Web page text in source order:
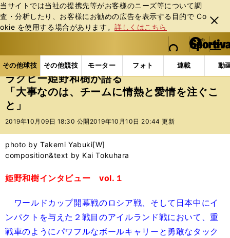
当サイトでは当社の提携先等がお客様のニーズ等について調
査・分析したり、お客様にお勧めの広告を表⽰する⽬的で Co
okie を使⽤する場合があります。詳しくはこちら
閉じ
る
web Sportiva (webスポルティーバ)
検索
マイペ
ー
ジ
メニュ
その他球技 その他競技 モーター フォト 連載 動
ス
ポ
ル
テ
ー
バ
その他球技の記事一覧 ラグビー ラグビー姫野和樹
ラグビー姫野和樹が語る
「大事なのは、チームに情熱と愛情を注ぐこ
と」
2019年10月09日 18:30 公開 2019年10月10日 20:44 更新
photo by Takemi Yabuki[W]
composition&text by Kai Tokuhara
姫野和樹インタビュー vol.１
ワールドカップ開幕戦のロシア戦、そして日本中にイ
ンパクトを与えた２戦目のアイルランド戦において、重
戦車のようにパワフルなボールキャリーと勇敢なタック